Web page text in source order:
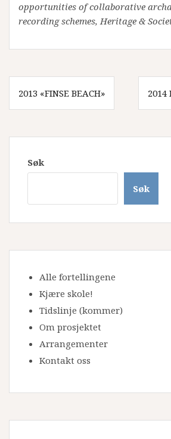
opportunities of collaborative
recording schemes, Heritage &
2013 «FINSE BEACH» 2014
Søk
Søk
Alle fortellingene
Kjære skole!
Tidslinje (kommer)
Om prosjektet
Arrangementer
Kontakt oss